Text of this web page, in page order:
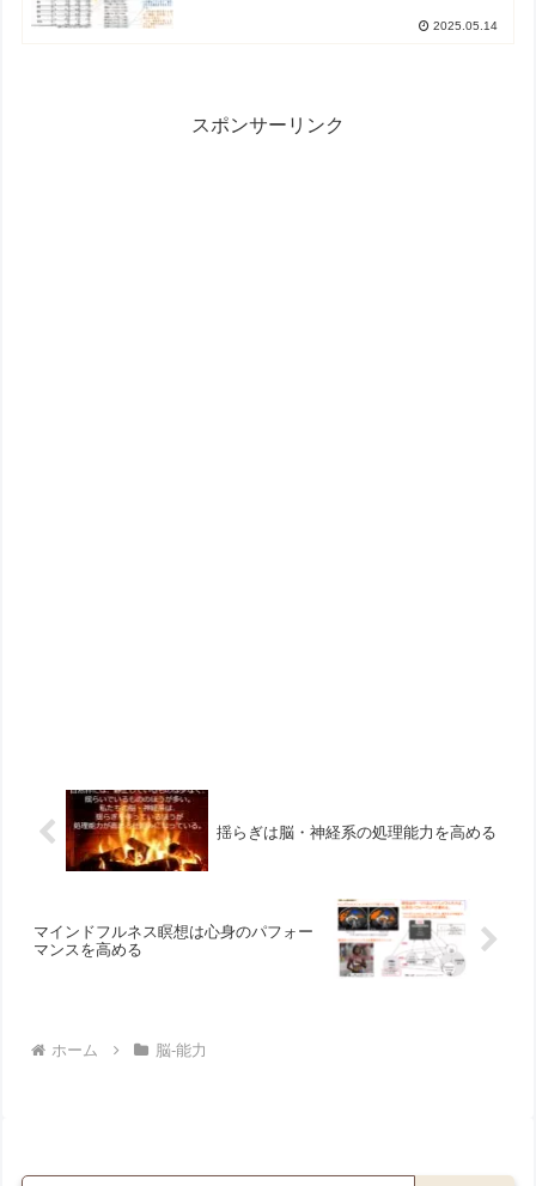
2025.05.14
スポンサーリンク
揺らぎは脳・神経系の処理能力を高める
マインドフルネス瞑想は心身のパフォー
マンスを高める
ホーム 脳-能力